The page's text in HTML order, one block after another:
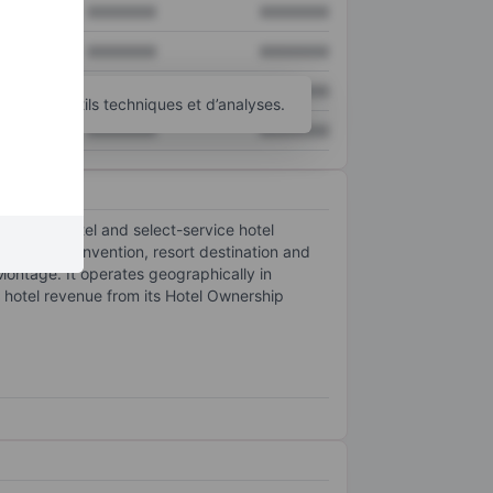
XXXXXXX XXXXXXX
outils techniques et d’analyses.
hotel and select-service hotel
in convention, resort destination and
It operates geographically in
revenue from its Hotel Ownership